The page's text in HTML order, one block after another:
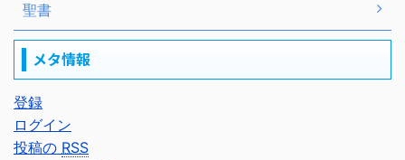
聖書
メタ情報
登録
ログイン
投稿の RSS